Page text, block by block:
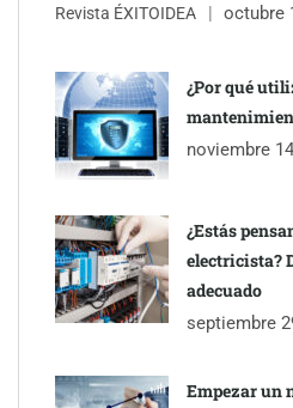
The Factory School explica por
Martín Mingorance Abogados
despacho de abogados Málaga de
particulares
Revista ÉXITOIDEA octubre
¿Por qué
noviembre
¿Estás
electricista?
adecuado
septiembre
Empezar un